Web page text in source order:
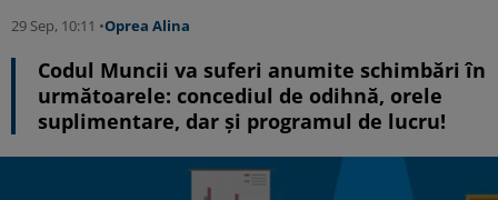
29 Sep, 10:11 •Oprea Alina
Codul Muncii va suferi anumite schimbări în
următoarele: concediul de odihnă, orele
suplimentare, dar și programul de lucru!